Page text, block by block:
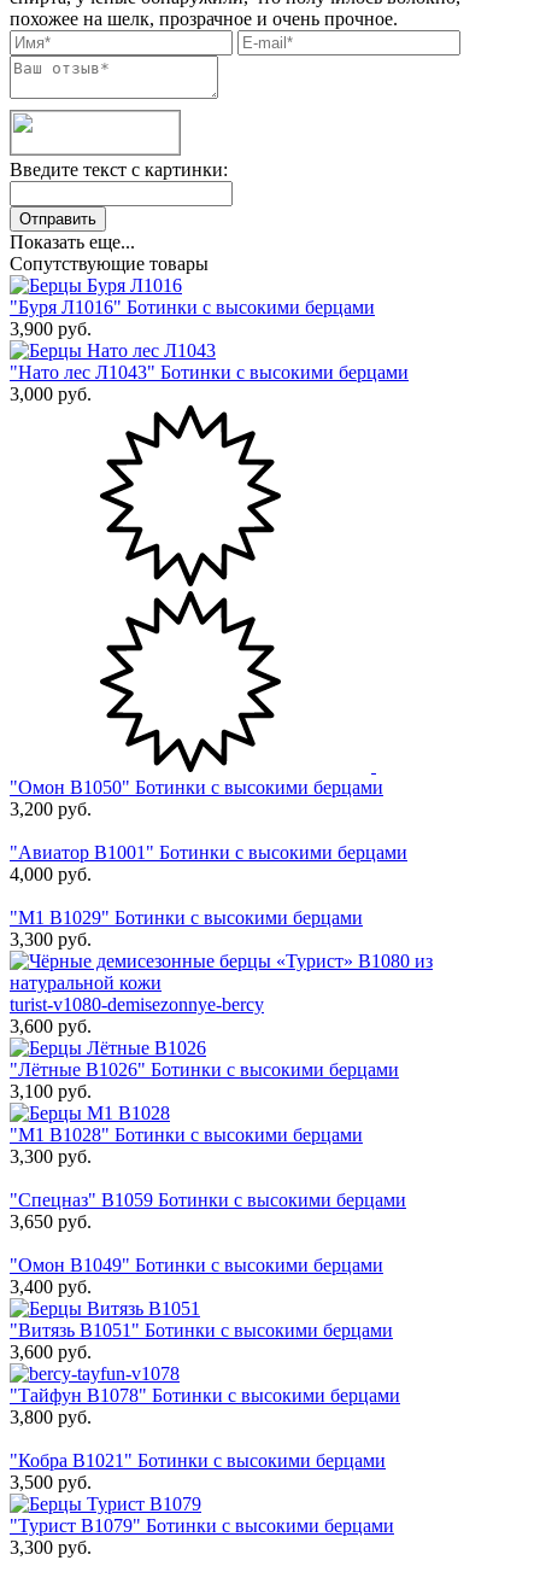
похожее на шелк, прозрачное и очень прочное.
Введите текст с картинки:
Показать еще...
Сопутствующие товары
"Буря Л1016" Ботинки с высокими берцами
3,900 руб.
"Нато лес Л1043" Ботинки с высокими берцами
3,000 руб.
"Омон В1050" Ботинки с высокими берцами
3,200 руб.
"Авиатор В1001" Ботинки с высокими берцами
4,000 руб.
"М1 В1029" Ботинки с высокими берцами
3,300 руб.
turist-v1080-demisezonnye-bercy
3,600 руб.
"Лётные В1026" Ботинки с высокими берцами
3,100 руб.
"М1 В1028" Ботинки с высокими берцами
3,300 руб.
"Спецназ" В1059 Ботинки с высокими берцами
3,650 руб.
"Омон В1049" Ботинки с высокими берцами
3,400 руб.
"Витязь В1051" Ботинки с высокими берцами
3,600 руб.
"Тайфун В1078" Ботинки с высокими берцами
3,800 руб.
"Кобра В1021" Ботинки с высокими берцами
3,500 руб.
"Турист В1079" Ботинки с высокими берцами
3,300 руб.